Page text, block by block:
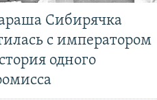
Сибирячка
с императором
одного